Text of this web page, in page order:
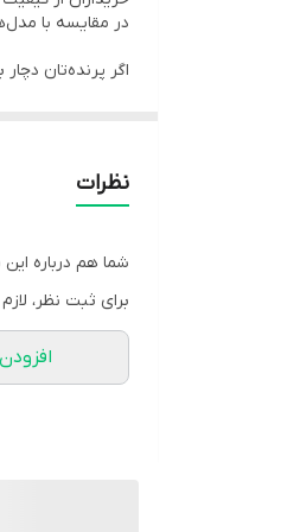
اسباب‌بازی چوبی
چوبی برای
در مقایسه با
اگر پرنده‌تان
نظرات
شما هم درباره
برای ثبت نظر،